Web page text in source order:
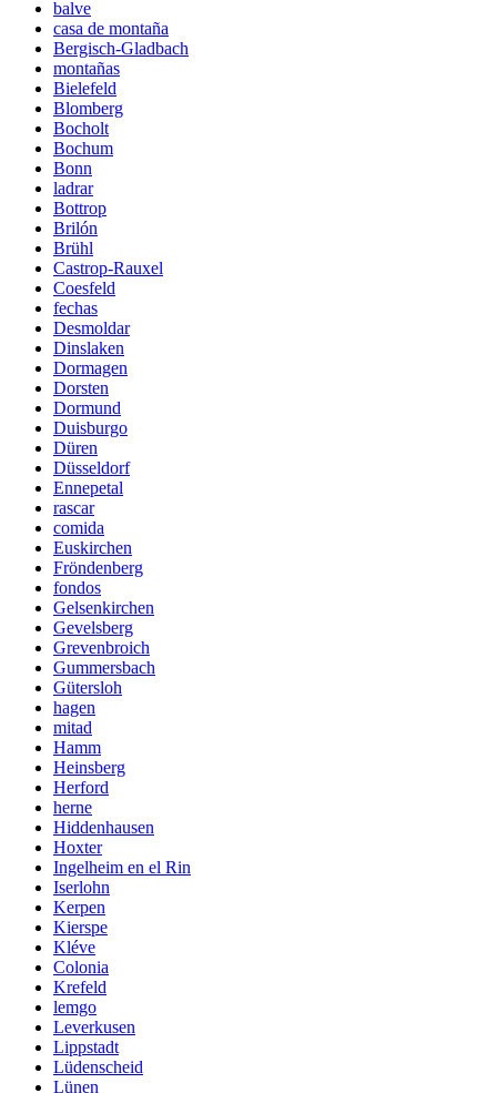
balve
casa de montaña
Bergisch-Gladbach
montañas
Bielefeld
Blomberg
Bocholt
Bochum
Bonn
ladrar
Bottrop
Brilón
Brühl
Castrop-Rauxel
Coesfeld
fechas
Desmoldar
Dinslaken
Dormagen
Dorsten
Dormund
Duisburgo
Düren
Düsseldorf
Ennepetal
rascar
comida
Euskirchen
Fröndenberg
fondos
Gelsenkirchen
Gevelsberg
Grevenbroich
Gummersbach
Gütersloh
hagen
mitad
Hamm
Heinsberg
Herford
herne
Hiddenhausen
Hoxter
Ingelheim en el Rin
Iserlohn
Kerpen
Kierspe
Kléve
Colonia
Krefeld
lemgo
Leverkusen
Lippstadt
Lüdenscheid
Lünen